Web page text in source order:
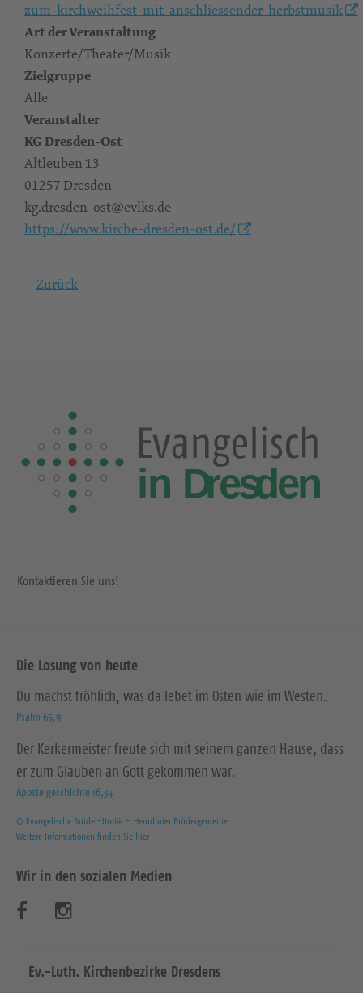
zum-kirchweihfest-mit-anschliessender-herbstmusik
Art der Veranstaltung
Konzerte/Theater/Musik
Zielgruppe
Alle
Veranstalter
KG Dresden-Ost
Altleuben 13
01257 Dresden
kg.dresden-ost@evlks.de
https://www.kirche-dresden-ost.de/
Zurück
Kontaktieren Sie uns!
Die Losung von heute
Du machst fröhlich, was da lebet im Osten wie im Westen.
Psalm 65,9
Der Kerkermeister freute sich mit seinem ganzen Hause, dass
er zum Glauben an Gott gekommen war.
Apostelgeschichte 16,34
© Evangelische Brüder-Unität – Herrnhuter Brüdergemeine
Weitere Informationen finden Sie hier
Wir in den sozialen Medien
s
s
Ev.-Luth. Kirchenbezirke Dresdens